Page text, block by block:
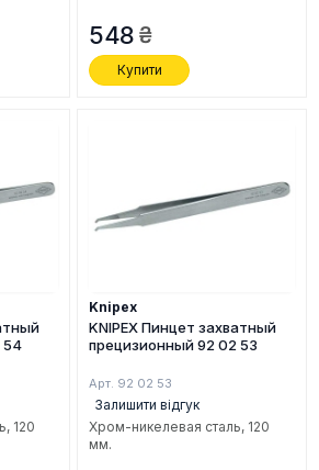
548
Купити
54
120
Knipex
KNIPEX Пинцет захватный
прецизионный 92 02 53
Арт. 92 02 53
Залишити відгук
Хром-никелевая сталь, 120
мм.